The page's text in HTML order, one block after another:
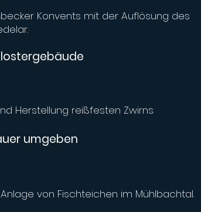
Konvents mit der Auflösung des
Herstellung reißfesten Zwirns.
umgeben
von Fischteichen im Mühlbachtal.